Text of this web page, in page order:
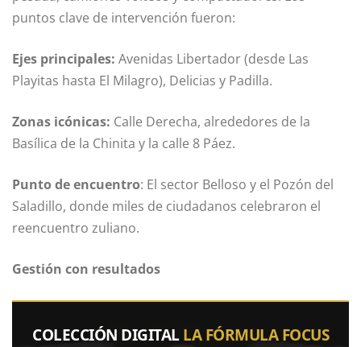
puntos clave de intervención fueron:
Ejes principales: Avenidas Libertador (desde Las
Playitas hasta El Milagro), Delicias y Padilla.
Zonas icónicas: Calle Derecha, alrededores de la
Basílica de la Chinita y la calle 8 Páez.
Punto de encuentro: El sector Belloso y el Pozón del
Saladillo, donde miles de ciudadanos celebraron el
reencuentro zuliano.
Gestión con resultados
COLECCIÓN DIGITAL LA FÓRMULA FOCUS